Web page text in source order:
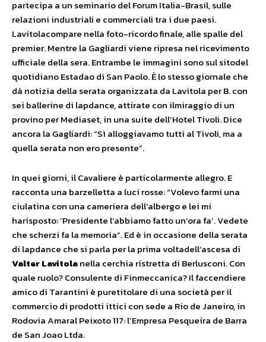
partecipa a un seminario del Forum Italia-Brasil, sulle
relazioni industriali e commerciali tra i due paesi.
Lavitolacompare nella foto-ricordo finale, alle spalle del
premier. Mentre la Gagliardi viene ripresa nel ricevimento
ufficiale della sera. Entrambe le immagini sono sul sitodel
quotidiano Estadao di San Paolo. È lo stesso giornale che
dà notizia della serata organizzata da Lavitola per B. con
sei ballerine di lapdance, attirate con ilmiraggio di un
provino per Mediaset, in una suite dell’Hotel Tivoli. Dice
ancora la Gagliardi: “Sì alloggiavamo tutti al Tivoli, ma a
quella serata non ero presente”.
In quei giorni, il Cavaliere è particolarmente allegro. E
racconta una barzelletta a luci rosse: “Volevo farmi una
ciulatina con una cameriera dell’albergo e lei mi
harisposto: ‘Presidente l’abbiamo fatto un’ora fa’. Vedete
che scherzi fa la memoria”. Ed è in occasione della serata
di lapdance che si parla per la prima voltadell’ascesa di
Valter Lavitolanella cerchia ristretta di Berlusconi. Con
quale ruolo? Consulente di Finmeccanica? Il faccendiere
amico di Tarantini è puretitolare di una società per il
commercio di prodotti ittici con sede a Rio de Janeiro, in
Rodovia Amaral Peixoto 117: l’Empresa Pesqueira de Barra
de San Joao Ltda.